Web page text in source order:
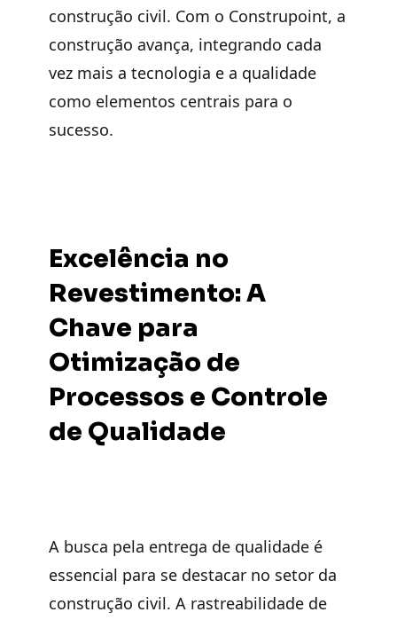
construção civil. Com o Construpoint, a
construção avança, integrando cada
vez mais a tecnologia e a qualidade
como elementos centrais para o
sucesso.
Excelência no
Revestimento: A
Chave para
Otimização de
Processos e Controle
de Qualidade
A busca pela entrega de qualidade é
essencial para se destacar no setor da
construção civil. A rastreabilidade de